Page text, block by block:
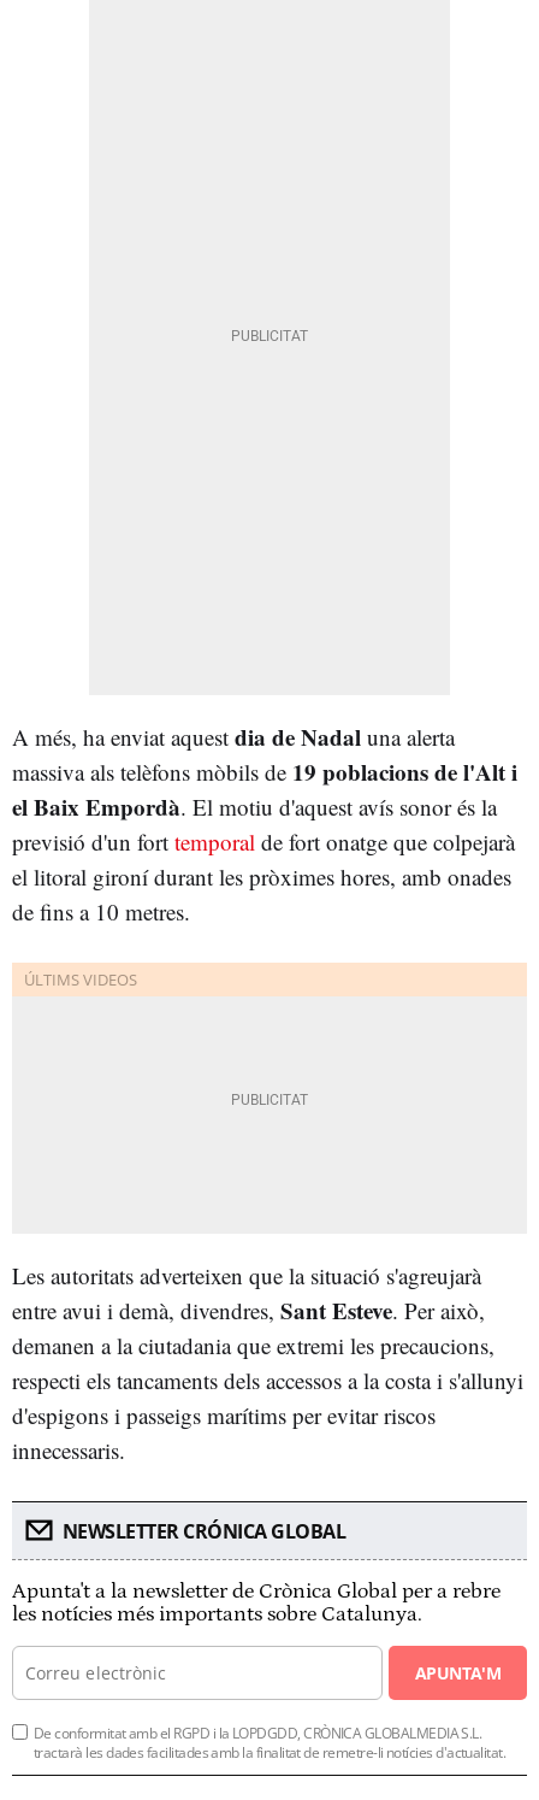
A més, ha enviat aquest dia de Nadal una alerta
massiva als telèfons mòbils de 19 poblacions de l'Alt i
el Baix Empordà. El motiu d'aquest avís sonor és la
previsió d'un fort temporal de fort onatge que colpejarà
el litoral gironí durant les pròximes hores, amb onades
de fins a 10 metres.
Les autoritats adverteixen que la situació s'agreujarà
entre avui i demà, divendres, Sant Esteve. Per això,
demanen a la ciutadania que extremi les precaucions,
respecti els tancaments dels accessos a la costa i s'allunyi
d'espigons i passeigs marítims per evitar riscos
innecessaris.
NEWSLETTER CRÓNICA GLOBAL
Apunta't a la newsletter de Crònica Global per a rebre
les notícies més importants sobre Catalunya.
APUNTA'M
De conformitat amb el RGPD i la LOPDGDD, CRÒNICA GLOBALMEDIA S.L.
tractarà les dades facilitades amb la finalitat de remetre-li notícies d'actualitat.